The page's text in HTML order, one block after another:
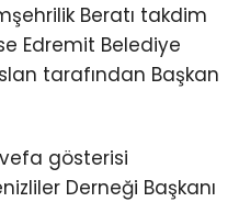
Beratı takdim
Edremit Belediye
tarafından Başkan
gösterisi
Derneği Başkanı